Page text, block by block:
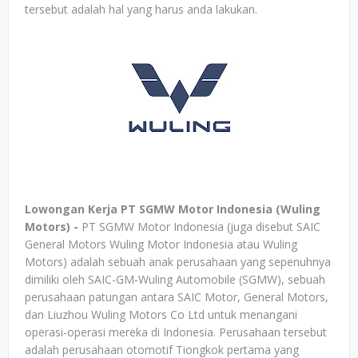
tersebut adalah hal yang harus anda lakukan.
Lowongan Kerja PT SGMW Motor Indonesia (Wuling
Motors) - PT SGMW Motor Indonesia (juga disebut SAIC
General Motors Wuling Motor Indonesia atau Wuling
Motors) adalah sebuah anak perusahaan yang sepenuhnya
dimiliki oleh SAIC-GM-Wuling Automobile (SGMW), sebuah
perusahaan patungan antara SAIC Motor, General Motors,
dan Liuzhou Wuling Motors Co Ltd untuk menangani
operasi-operasi mereka di Indonesia. Perusahaan tersebut
adalah perusahaan otomotif Tiongkok pertama yang